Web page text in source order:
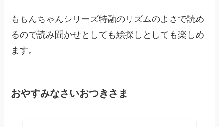
ももんちゃんシリーズ特融のリズムのよさで読め
るので読み聞かせとしても絵探しとしても楽しめ
ます。
おやすみなさいおつきさま